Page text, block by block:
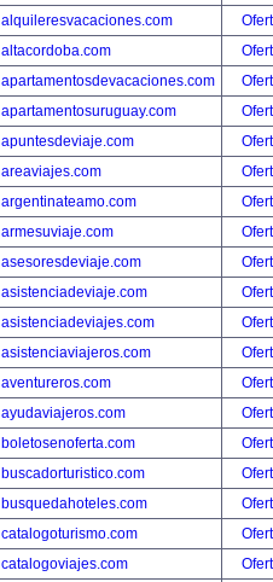
alquileresvacaciones.com
altacordoba.com
apartamentosdevacaciones.com
apartamentosuruguay.com
apuntesdeviaje.com
areaviajes.com
argentinateamo.com
armesuviaje.com
asesoresdeviaje.com
asistenciadeviaje.com
asistenciadeviajes.com
asistenciaviajeros.com
aventureros.com
ayudaviajeros.com
boletosenoferta.com
buscadorturistico.com
busquedahoteles.com
catalogoturismo.com
catalogoviajes.com